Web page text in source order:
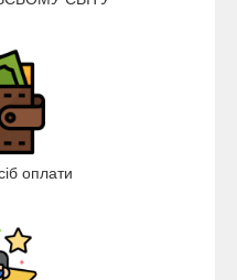
оплати